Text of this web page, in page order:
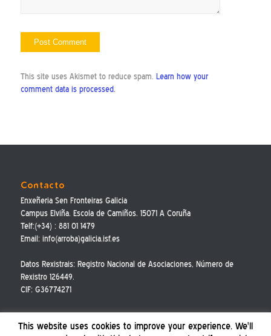
This site uses Akismet to reduce spam. Learn how your
comment data is processed.
Contacto
Enxeñeria Sen Fronteiras Galicia
Campus Elviña. Escola de Camiños. 15071 A Coruña
Telf:(+34) : 881 01 1479
Email: info(arroba)galicia.isf.es
Datos Rexistrais: Registro Nacional de Asociaciones, Número de
Rexistro 126449.
CIF: G36774271
This website uses cookies to improve your experience. We'll